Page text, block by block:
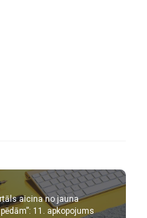
aicina no jauna
11. apkopojums